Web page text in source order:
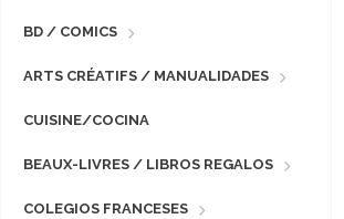
BD / COMICS
ARTS CRÉATIFS / MANUALIDADES
CUISINE/COCINA
BEAUX-LIVRES / LIBROS REGALOS
COLEGIOS FRANCESES